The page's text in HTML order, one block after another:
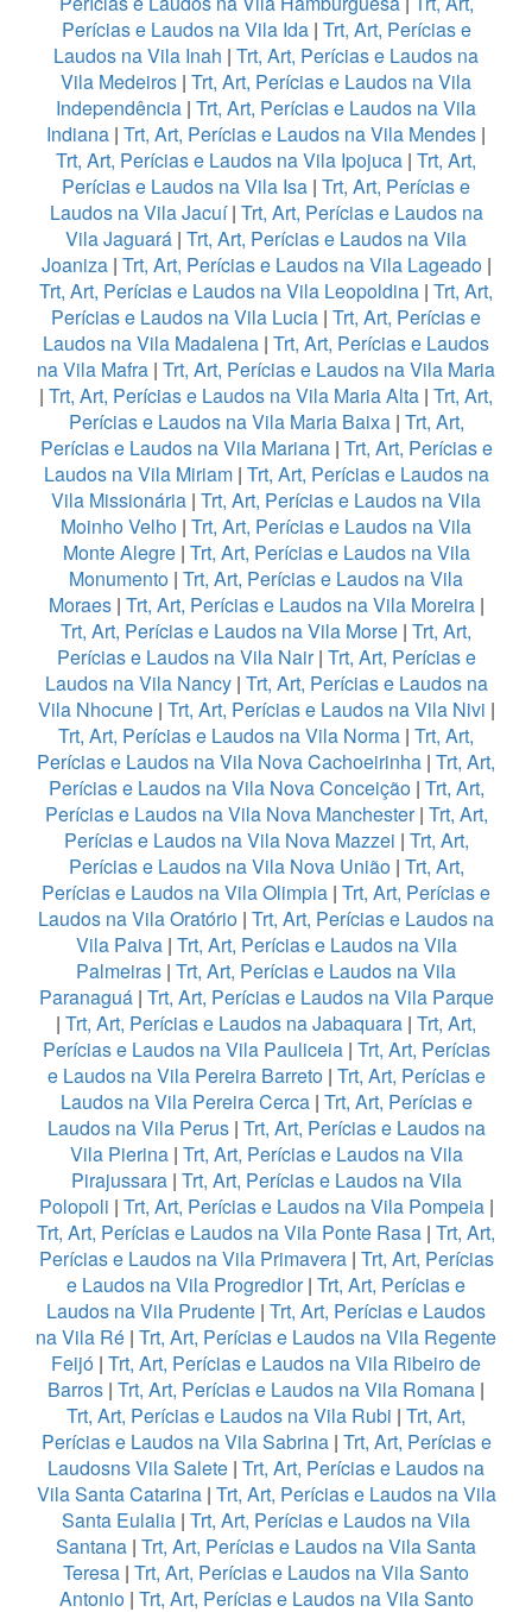
Perícias e Laudos na Vila Ida| Trt, Art, Perícias e
Laudos na Vila Inah | Trt, Art, Perícias e Laudos na
Vila Medeiros | Trt, Art, Perícias e Laudos na Vila
Independência | Trt, Art, Perícias e Laudos na Vila
Indiana | Trt, Art, Perícias e Laudos na Vila Mendes |
Trt, Art, Perícias e Laudos na Vila Ipojuca | Trt, Art,
Perícias e Laudos na Vila Isa | Trt, Art, Perícias e
Laudos na Vila Jacuí| Trt, Art, Perícias e Laudos na
Vila Jaguará | Trt, Art, Perícias e Laudos na Vila
Joaniza| Trt, Art, Perícias e Laudos na Vila Lageado|
Trt, Art, Perícias e Laudos na Vila Leopoldina | Trt, Art,
Perícias e Laudos na Vila Lucia | Trt, Art, Perícias e
Laudos na Vila Madalena | Trt, Art, Perícias e Laudos
na Vila Mafra | Trt, Art, Perícias e Laudos na Vila Maria
| Trt, Art, Perícias e Laudos na Vila Maria Alta | Trt, Art,
Perícias e Laudos na Vila Maria Baixa| Trt, Art,
Perícias e Laudos na Vila Mariana| Trt, Art, Perícias e
Laudos na Vila Miriam| Trt, Art, Perícias e Laudos na
Vila Missionária | Trt, Art, Perícias e Laudos na Vila
Moinho Velho | Trt, Art, Perícias e Laudos na Vila
Monte Alegre| Trt, Art, Perícias e Laudos na Vila
Monumento | Trt, Art, Perícias e Laudos na Vila
Moraes| Trt, Art, Perícias e Laudos na Vila Moreira|
Trt, Art, Perícias e Laudos na Vila Morse | Trt, Art,
Perícias e Laudos na Vila Nair| Trt, Art, Perícias e
Laudos na Vila Nancy| Trt, Art, Perícias e Laudos na
Vila Nhocune| Trt, Art, Perícias e Laudos na Vila Nivi |
Trt, Art, Perícias e Laudos na Vila Norma | Trt, Art,
Perícias e Laudos na Vila Nova Cachoeirinha | Trt, Art,
Perícias e Laudos na Vila Nova Conceição| Trt, Art,
Perícias e Laudos na Vila Nova Manchester| Trt, Art,
Perícias e Laudos na Vila Nova Mazzei | Trt, Art,
Perícias e Laudos na Vila Nova União| Trt, Art,
Perícias e Laudos na Vila Olimpia | Trt, Art, Perícias e
Laudos na Vila Oratório | Trt, Art, Perícias e Laudos na
Vila Paiva| Trt, Art, Perícias e Laudos na Vila
Palmeiras | Trt, Art, Perícias e Laudos na Vila
Paranaguá| Trt, Art, Perícias e Laudos na Vila Parque
| Trt, Art, Perícias e Laudos na Jabaquara | Trt, Art,
Perícias e Laudos na Vila Pauliceia| Trt, Art, Perícias
e Laudos na Vila Pereira Barreto| Trt, Art, Perícias e
Laudos na Vila Pereira Cerca| Trt, Art, Perícias e
Laudos na Vila Perus| Trt, Art, Perícias e Laudos na
Vila Pierina| Trt, Art, Perícias e Laudos na Vila
Pirajussara| Trt, Art, Perícias e Laudos na Vila
Polopoli | Trt, Art, Perícias e Laudos na Vila Pompeia|
Trt, Art, Perícias e Laudos na Vila Ponte Rasa | Trt, Art,
Perícias e Laudos na Vila Primavera| Trt, Art, Perícias
e Laudos na Vila Progredior| Trt, Art, Perícias e
Laudos na Vila Prudente | Trt, Art, Perícias e Laudos
na Vila Ré | Trt, Art, Perícias e Laudos na Vila Regente
Feijó | Trt, Art, Perícias e Laudos na Vila Ribeiro de
Barros | Trt, Art, Perícias e Laudos na Vila Romana |
Trt, Art, Perícias e Laudos na Vila Rubi | Trt, Art,
Perícias e Laudos na Vila Sabrina| Trt, Art, Perícias e
Laudosns Vila Salete | Trt, Art, Perícias e Laudos na
Vila Santa Catarina| Trt, Art, Perícias e Laudos na Vila
Santa Eulalia | Trt, Art, Perícias e Laudos na Vila
Santana | Trt, Art, Perícias e Laudos na Vila Santa
Teresa | Trt, Art, Perícias e Laudos na Vila Santo
Antonio| Trt, Art, Perícias e Laudos na Vila Santo